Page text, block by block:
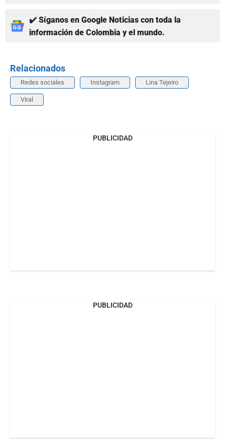
✔️ Síganos en Google Noticias con toda la
información de Colombia y el mundo.
Relacionados
Redes sociales Instagram Lina Tejeiro
Viral
PUBLICIDAD
PUBLICIDAD